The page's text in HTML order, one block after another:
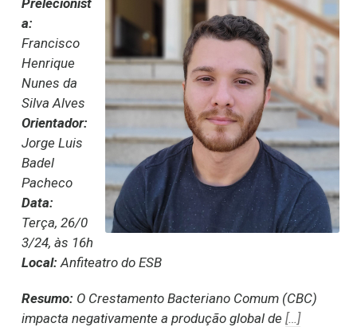
Prelecionist
a:
Francisco
Henrique
Nunes da
Silva Alves
Orientador:
Jorge Luis
Badel
Pacheco
Data:
Terça, 26/0
3/24, às 16h
Local:Anfiteatro do ESB
Resumo: O Crestamento Bacteriano Comum (CBC)
impacta negativamente a produção global de […]